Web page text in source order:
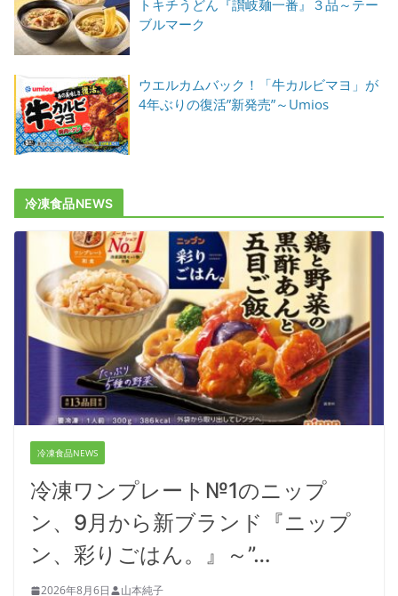
トキチうどん『讃岐麺一番』３品～テー
ブルマーク
ウエルカムバック！「牛カルビマヨ」が
4年ぶりの復活”新発売”～Umios
冷凍食品NEWS
冷凍食品NEWS
冷凍ワンプレート№1のニップ
ン、9月から新ブランド『ニップ
ン、彩りごはん。』～”…
2026年8月6日 山本純子